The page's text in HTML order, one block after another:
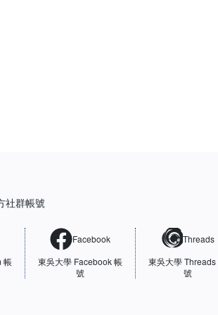
社群帳號
帳
Facebook
東吳大學 Facebook 帳
號
Threads
東吳大學Threads
號